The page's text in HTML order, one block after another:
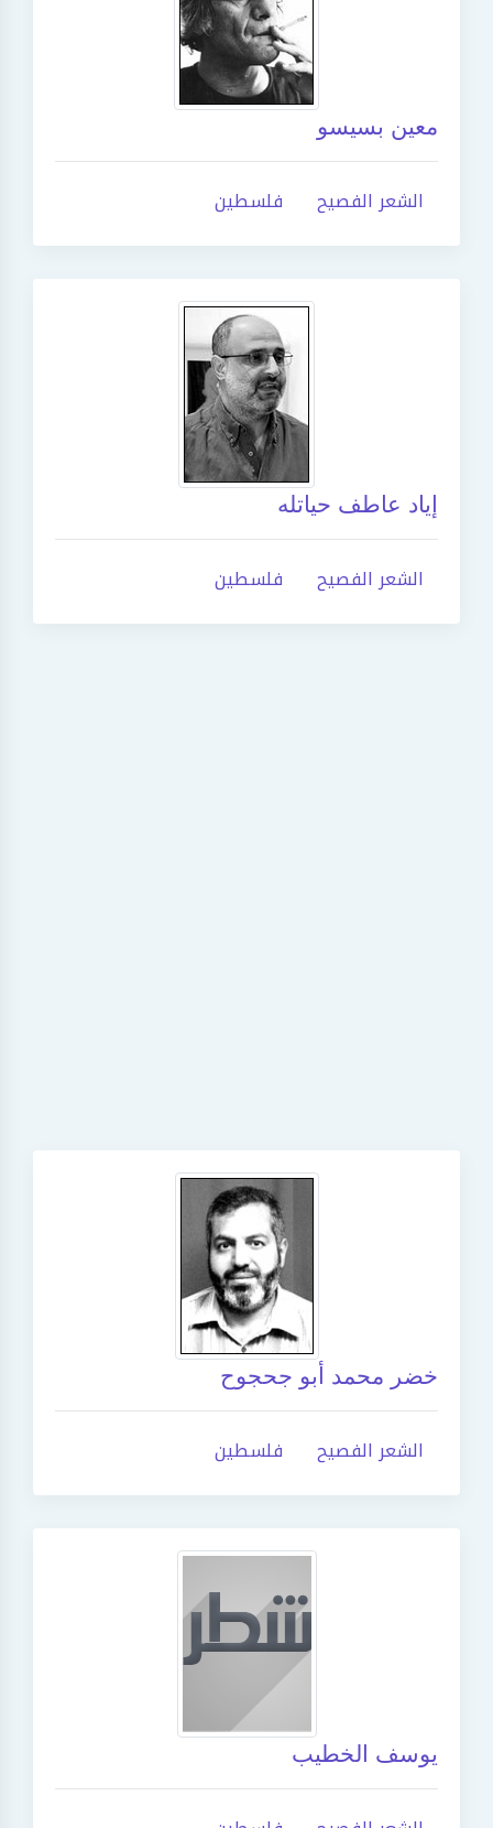
معين بسيسو
الشعر الفصيح فلسطين
إياد عاطف حياتله
الشعر الفصيح فلسطين
خضر محمد أبو جحجوح
الشعر الفصيح فلسطين
يوسف الخطيب